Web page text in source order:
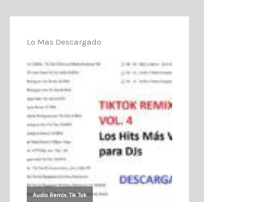
Lo Mas Descargado